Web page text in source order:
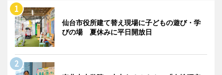
仙台市役所建て替え現場に子どもの遊び・学
びの場 夏休みに平日開放日